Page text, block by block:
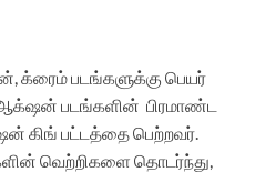
படங்களுக்கு பெயர்
படங்களின் பிரமாண்ட
கிங் பட்டத்தை பெற்றவர்.
வெற்றிகளை தொடர்ந்து,